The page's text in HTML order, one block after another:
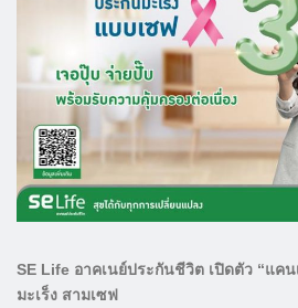
SE Life อาคเนย์ประกันชีวิต เปิดตัว “แค
มะเร็ง สามเซฟ